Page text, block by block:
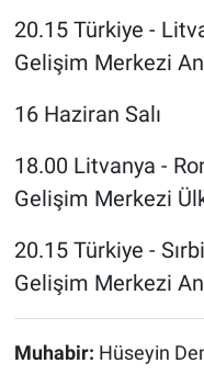
20.15 Türkiye -
Gelişim Merkezi
16 Haziran Salı
18.00 Litvanya -
Gelişim Merkezi
20.15 Türkiye -
Gelişim Merkezi
Muhabir: Hüseyin